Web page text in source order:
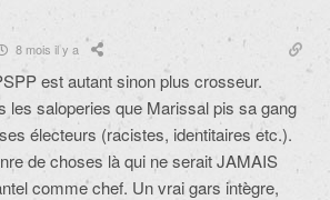
8 mois il y a
est autant sinon plus crosseur.
les saloperies que Marissal pis sa gang
électeurs (racistes, identitaires etc.).
de choses là qui ne serait JAMAIS
comme chef. Un vrai gars intègre,